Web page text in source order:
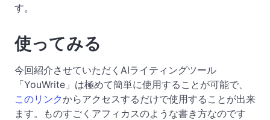
す。
使ってみる
今回紹介させていただくAIライティングツール
「YouWrite」は極めて簡単に使用することが可能で、
このリンクからアクセスするだけで使用することが出来
ます。ものすごくアフィカスのような書き方なのです